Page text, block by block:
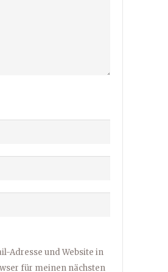
Adresse und Website in
für meinen nächsten